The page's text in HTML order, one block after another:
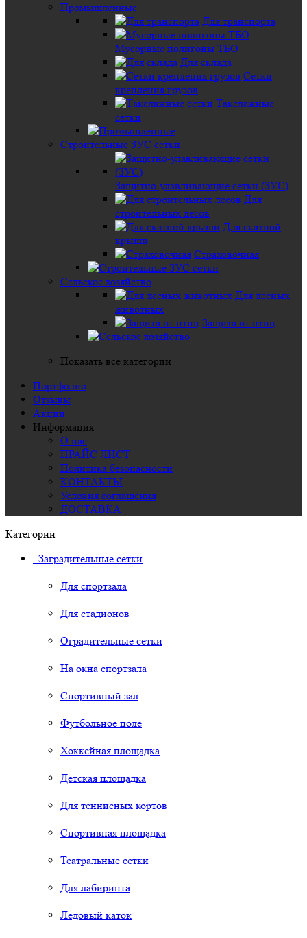
Промышленные
Для транспорта
Мусорные полигоны ТБО
Для склада
Сетки
крепления грузов
Такелажные
сетки
Строительные ЗУС сетки
Защитно-улавливающие сетки (ЗУС)
Для
строительных лесов
Для скатной
крыши
Страховочная
Сельское хозяйство
Для лесных
животных
Защита от птиц
Показать все категории
Портфолио
Отзывы
Акции
Информация
О нас
ПРАЙС ЛИСТ
Политика безопасности
КОНТАКТЫ
Условия соглашения
ДОСТАВКА
Категории
Заградительные сетки
Для спортзала
Для стадионов
Оградительные сетки
На окна спортзала
Спортивный зал
Футбольное поле
Хоккейная площадка
Детская площадка
Для теннисных кортов
Спортивная площадка
Театральные сетки
Для лабиринта
Ледовый каток